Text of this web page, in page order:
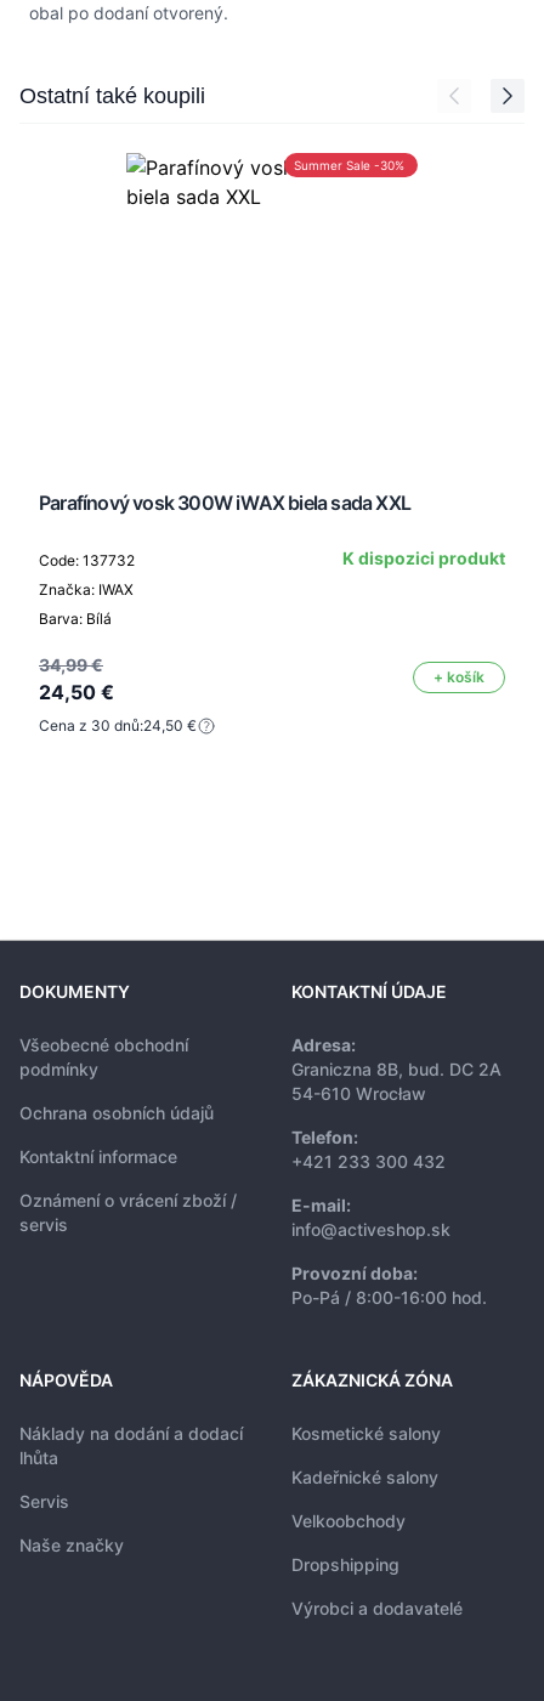
obal po dodaní otvorený.
Press to skip carousel
Ostatní také koupili
Summer Sale -30%
Parafínový vosk 300W iWAX biela sada XXL
Code: 137732
Značka: IWAX
Barva: Bílá
K dispozici produkt
34,99 €
24,50 €
+ košík
Cena z 30 dnů:24,50 €
DOKUMENTY
Všeobecné obchodní
podmínky
Ochrana osobních údajů
Kontaktní informace
Oznámení o vrácení zboží /
servis
KONTAKTNÍ ÚDAJE
Adresa:
Graniczna 8B, bud. DC 2A
54-610 Wrocław
Telefon:
+421 233 300 432
E-mail:
info@activeshop.sk
Provozní doba:
Po-Pá / 8:00-16:00 hod.
NÁPOVĚDA
Náklady na dodání a dodací
lhůta
Servis
Naše značky
ZÁKAZNICKÁ ZÓNA
Kosmetické salony
Kadeřnické salony
Velkoobchody
Dropshipping
Výrobci a dodavatelé